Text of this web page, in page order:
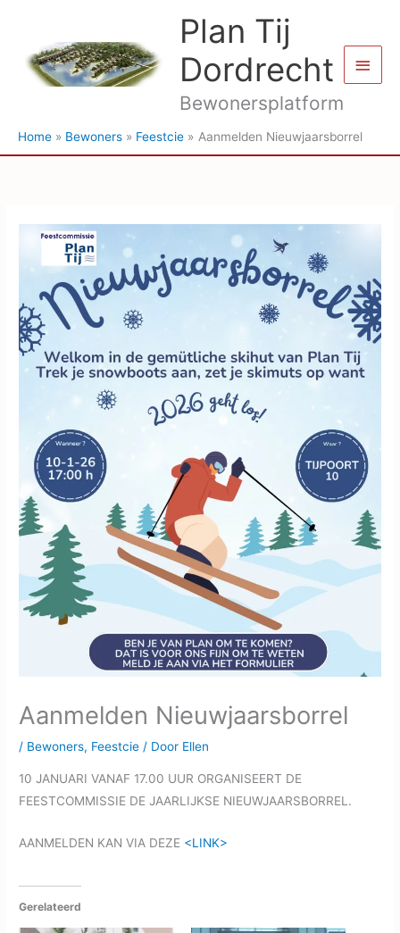
inhoud
Plan Tij
Dordrecht
Bewonersplatform
Home Bewoners Feestcie Aanmelden Nieuwjaarsborrel
Aanmelden Nieuwjaarsborrel
/ Bewoners, Feestcie / Door Ellen
10 JANUARI VANAF 17.00 UUR ORGANISEERT DE
FEESTCOMMISSIE DE JAARLIJKSE NIEUWJAARSBORREL.
AANMELDEN KAN VIA DEZE <LINK>
Gerelateerd